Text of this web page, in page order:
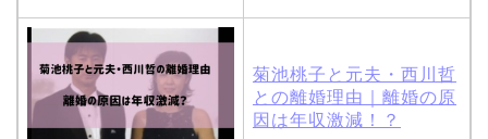
菊池桃子と元夫・西川哲
との離婚理由｜離婚の原
因は年収激減！？